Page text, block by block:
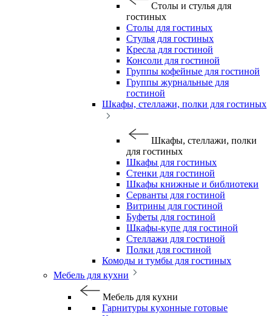
Столы и стулья для
гостиных
Столы для гостиных
Стулья для гостиных
Кресла для гостиной
Консоли для гостиной
Группы кофейные для гостиной
Группы журнальные для
гостиной
Шкафы, стеллажи, полки для гостиных
Шкафы, стеллажи, полки
для гостиных
Шкафы для гостиных
Стенки для гостиной
Шкафы книжные и библиотеки
Серванты для гостиной
Витрины для гостиной
Буфеты для гостиной
Шкафы-купе для гостиной
Стеллажи для гостиной
Полки для гостиной
Комоды и тумбы для гостиных
Мебель для кухни
Мебель для кухни
Гарнитуры кухонные готовые